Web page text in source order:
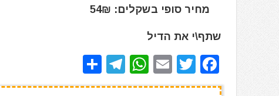
מחיר סופי בשקלים: 54₪
שתף\י את הדיל
F
a
T
w
E
m
W
h
T
el
h